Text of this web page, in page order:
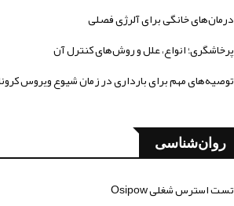
درمان‌های خانگی برای آلرژی فصلی
پرخاشگری؛ انواع، علل و روش‌های کنترل آن
توصیه‌های مهم برای بارداری در زمان شیوع ویروس
روان‌شناسی
تست استرس شغلی Osipow